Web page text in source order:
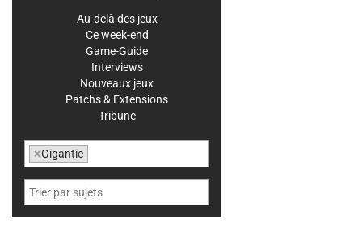
Au-delà des jeux
Ce week-end
Game-Guide
Interviews
Nouveaux jeux
Patchs & Extensions
Tribune
×Gigantic